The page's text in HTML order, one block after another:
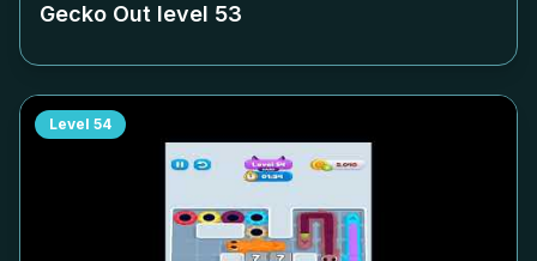
Gecko Out level 53
Level 54